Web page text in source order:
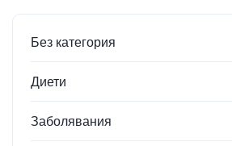
Без категория
Диети
Заболявания